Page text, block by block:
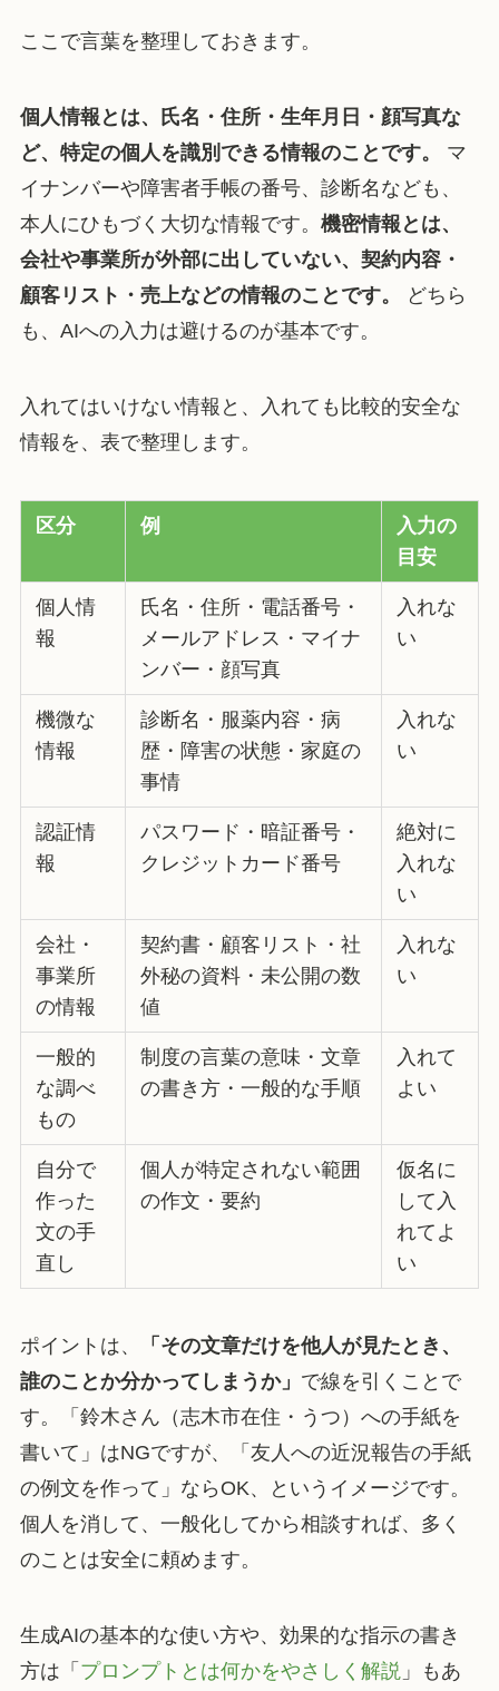
ここで言葉を整理しておきます。
個人情報とは、氏名・住所・生年月日・顔写真な
ど、特定の個人を識別できる情報のことです。
マ
イナンバーや障害者手帳の番号、診断名なども、
本人にひもづく大切な情報です。 機密情報とは、
会社や事業所が外部に出していない、契約内容・
顧客リスト・売上などの情報のことです。
どちら
も、AIへの入力は避けるのが基本です。
入れてはいけない情報と、入れても比較的安全な
情報を、表で整理します。
区分 例
入力の
目安
個人情
報
氏名・住所・電話番号・
メールアドレス・マイナ
ンバー・顔写真
入れな
い
機微な
情報
診断名・服薬内容・病
歴・障害の状態・家庭の
事情
入れな
い
認証情
報
パスワード・暗証番号・
クレジットカード番号
絶対に
入れな
い
会社・
事業所
の情報
契約書・顧客リスト・社
外秘の資料・未公開の数
値
入れな
い
一般的
な調べ
もの
制度の言葉の意味・文章
の書き方・一般的な手順
入れて
よい
自分で
作った
文の手
直し
個人が特定されない範囲
の作文・要約
仮名に
して入
れてよ
い
ポイントは、
「その文章だけを他人が見たとき、
誰のことか分かってしまうか」 で線を引くことで
す。「鈴木さん（志木市在住・うつ）への手紙を
書いて」はNGですが、「友人への近況報告の手紙
の例文を作って」ならOK、というイメージです。
個人を消して、一般化してから相談すれば、多く
のことは安全に頼めます。
生成AIの基本的な使い方や、効果的な指示の書き
方は「 プロンプトとは何かをやさしく解説」もあ